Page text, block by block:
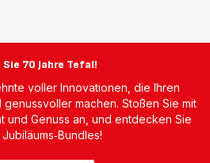
Sie 70 Jahre Tefal!
voller Innovationen, die Ihren
machen. Stoßen Sie mit
und Genuss an, und entdecken Sie